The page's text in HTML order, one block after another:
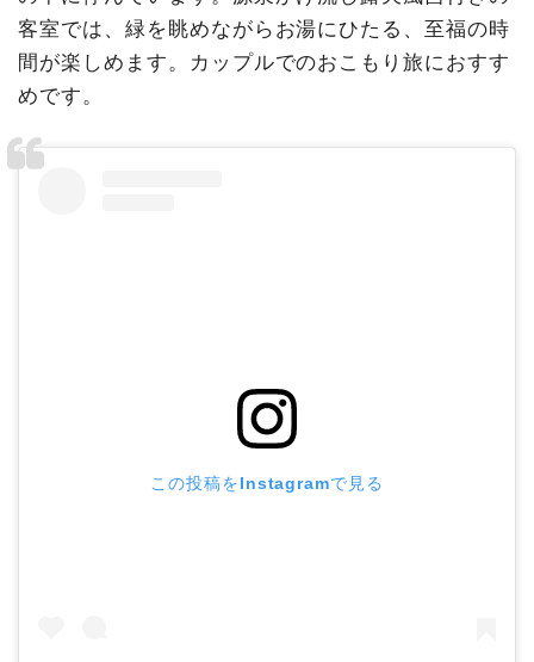
客室では、緑を眺めながらお湯にひたる、至福の時
間が楽しめます。カップルでのおこもり旅におすす
めです。
この投稿をInstagramで見る